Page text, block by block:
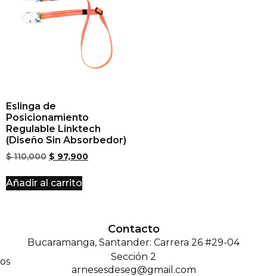
Eslinga de
Posicionamiento
Regulable Linktech
(Diseño Sin Absorbedor)
$110,000 $ 97,900
Añadir al carrito
Contacto
Bucaramanga, Santander: Carrera 26 #29-04
Sección 2
arnesesdeseg@gmail.com